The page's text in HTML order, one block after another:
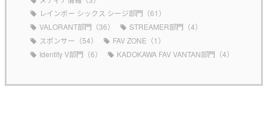
レインボー シックス シージ部門（61）
VALORANT部門（36）
STREAMER部門（4）
スポンサー（54）
FAV ZONE（1）
Identity V部門（6）
KADOKAWA FAV VANTAN部門（4）